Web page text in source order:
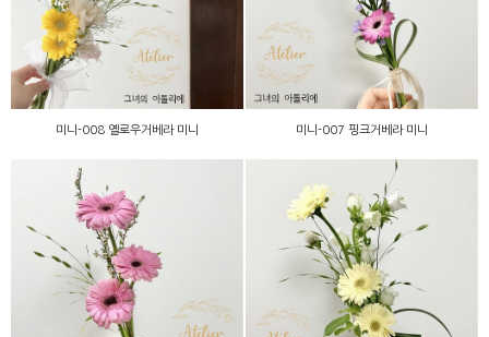
미니-008 옐로우거베라 미니 미니-007 핑크거베라 미니
미니-006 핑크거베라 미니 미니-005 레몬거베라 미니